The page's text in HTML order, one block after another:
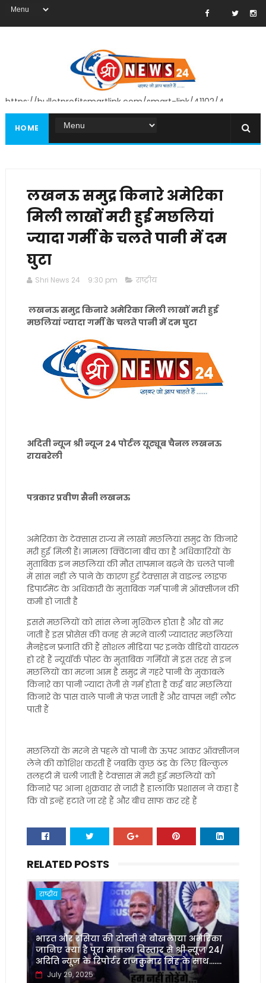
https://bulletprofitsmartlink.com/smart-link/41102/4
HOME
लखनऊ समुद्र किनारे अमेरिका
मिली लाखों मरी हुई मछलियां
ज्यादा गर्मी के चलते पानी में दम
घुटा
Shri News 24 9:30 pm राष्ट्रीय
लखनऊ समुद्र किनारे अमेरिका मिली लाखों मरी हुई
मछलियां ज्यादा गर्मी के चलते पानी में दम घुटा
अदिती न्यूज श्री न्यूज 24 पोर्टल यूट्यूब चैनल लखनऊ
रायबरेली
पत्रकार प्रवीण सैनी लखनऊ
अमेरिका के टेक्सास राज्य में लाखों मछलियां समुद्र के किनारे
मरी हुई मिली हैं। मामला क्विंटाना बीच का है अधिकारियों के
मुताबिक इन मछलियां की मौत तापमान बढ़ने के चलते पानी
में सांस नहीं ले पाने के कारण हुई टेक्सास में वाइल्ड लाइफ
डिपार्टमेंट के अधिकारी के मुताबिक गर्म पानी में ऑक्सीजन की
कमी हो जाती है
इससे मछलियों को सांस लेना मुश्किल होता है और वो मर
जाती हैं इस प्रोसेस की वजह से मरने वाली ज्यादातर मछलियां
मैनहेडन प्रजाति की हैं सोशल मीडिया पर इनके वीडियो वायरल
हो रहे हैं न्यूयॉर्क पोस्ट के मुताबिक गर्मियों में इस तरह से इन
मछलियों का मरना आम है समुद्र में गहरे पानी के मुकाबले
किनारे का पानी ज्यादा तेजी से गर्म होता है कई बार मछलियां
किनारे के पास वाले पानी मे फंस जाती हैं और वापस नहीं लौट
पाती हैं
मछलियों के मरने से पहले वो पानी के ऊपर आकर ऑक्सीजन
लेने की कोशिश करती हैं जबकि कुछ ठंड के लिए बिल्कुल
तलहटी में चली जाती हैं टेक्सास में मरी हुई मछलियों को
किनारे पर आना शुक्रवार से जारी है हालांकि प्रशासन ने कहा है
कि वो इन्हें हटाते जा रहे हैं और बीच साफ कर रहे हैं
RELATED POSTS
राष्ट्रीय
भारत और रसिया की दोस्ती से बौखलाया अमेरिका
जानिए क्या है पूरा मामला विस्तार से श्री न्यूज़ 24/
अदिति न्यूज़ के रिपोर्टर राजकुमार सिंह के साथ.......
July 29, 2025